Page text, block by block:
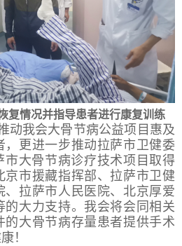
复情况并指导患者进行康复训练
动我会大骨节病公益项目惠及
，更进一步推动拉萨市卫健委
大骨节病诊疗技术项目取得
京市援藏指挥部、拉萨市卫健
、拉萨市人民医院、北京厚爱
的大力支持。我会将会同相关
的大骨节病存量患者提供手术
！